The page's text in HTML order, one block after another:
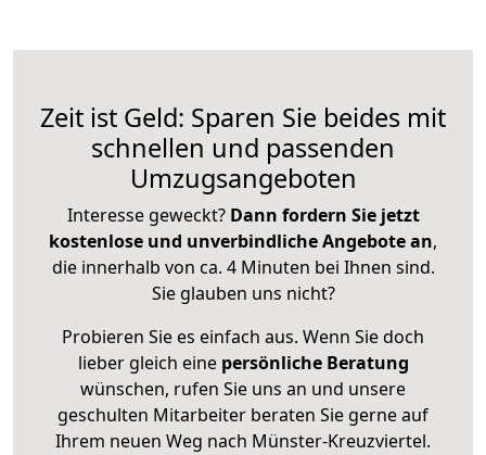
Zeit ist Geld: Sparen Sie beides mit
schnellen und passenden
Umzugsangeboten
Interesse geweckt? Dann fordern Sie jetzt
kostenlose und unverbindliche Angebote an,
die innerhalb von ca. 4 Minuten bei Ihnen sind.
Sie glauben uns nicht?
Probieren Sie es einfach aus. Wenn Sie doch
lieber gleich eine persönliche Beratung
wünschen, rufen Sie uns an und unsere
geschulten Mitarbeiter beraten Sie gerne auf
Ihrem neuen Weg nach Münster-Kreuzviertel.